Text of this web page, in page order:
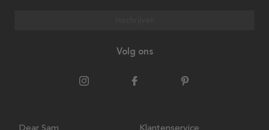
Volg ons
Dear Sam Klantenservice